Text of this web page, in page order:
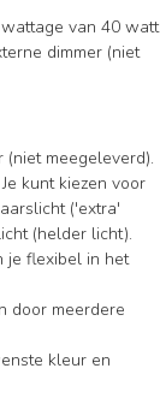
van 40 watt
dimmer (niet
meegeleverd).
kunt kiezen voor
('extra'
(helder licht).
je flexibel in het
door meerdere
kleur en